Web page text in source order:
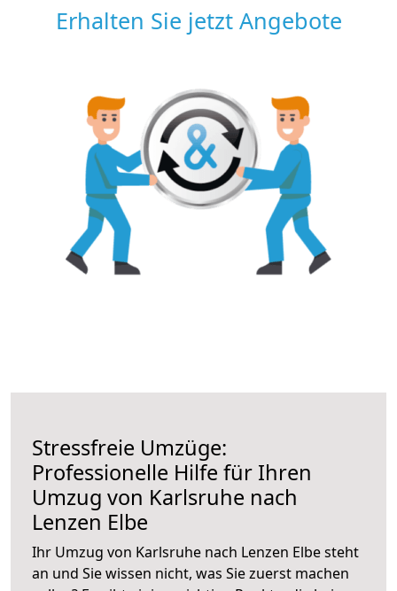
Erhalten Sie jetzt Angebote
Stressfreie Umzüge:
Professionelle Hilfe für Ihren
Umzug von Karlsruhe nach
Lenzen Elbe
Ihr Umzug von Karlsruhe nach Lenzen Elbe steht
an und Sie wissen nicht, was Sie zuerst machen